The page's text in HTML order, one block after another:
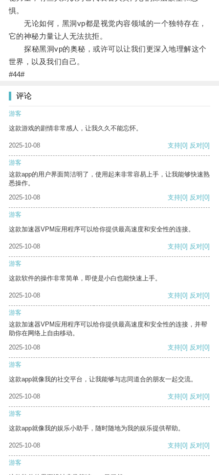
惧。
无论如何，黑洞vp都是视觉内容领域的一个独特存在，
它的神秘力量让人无法抗拒。
探秘黑洞vp的奥秘，或许可以让我们更深入地理解这个
世界，以及我们自己。
#44#
评论
游客
这款游戏的剧情非常感人，让我久久不能忘怀。
2025-10-08 支持[0] 反对[0]
游客
这款app的用户界面简洁明了，使用起来非常容易上手，让我能够快速熟
悉操作。
2025-10-08
支持[0] 反对[0]
游客
这款加速器VPM应用程序可以给你提供最高速度和安全性的连接。
2025-10-08 支持[0] 反对[0]
游客
这款软件的操作非常简单，即使是小白也能快速上手。
2025-10-08 支持[0] 反对[0]
游客
这款加速器VPM应用程序可以给你提供最高速度和安全性的连接，并帮
助你在网络上自由移动。
2025-10-08
支持[0] 反对[0]
游客
这款app就像我的社交平台，让我能够与志同道合的朋友一起交流。
2025-10-08 支持[0] 反对[0]
游客
这款app就像我的娱乐小助手，随时随地为我的娱乐提供帮助。
2025-10-08 支持[0] 反对[0]
游客